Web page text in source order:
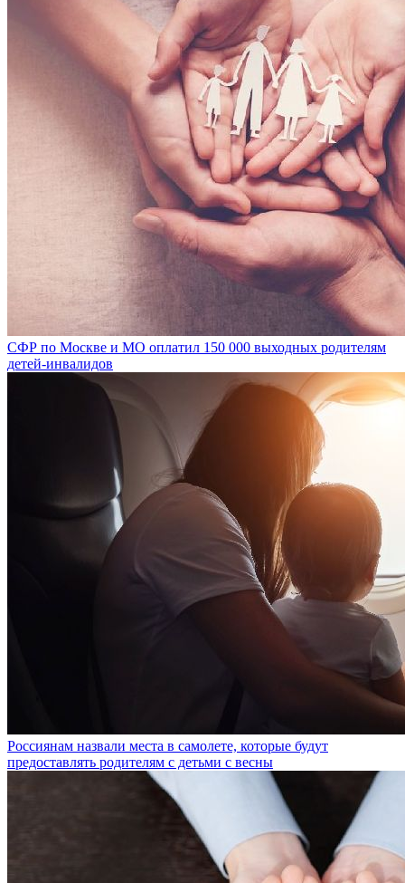
СФР по Москве и МО оплатил 150 000 выходных родителям
детей-инвалидов
Россиянам назвали места в самолете, которые будут
предоставлять родителям с детьми с весны